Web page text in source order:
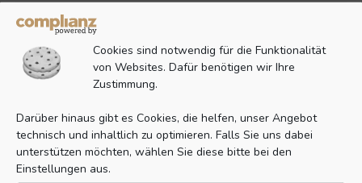
Cookies sind notwendig für die Funktionalität
von Websites. Dafür benötigen wir Ihre
Zustimmung.
Darüber hinaus gibt es Cookies, die helfen, unser Angebot
technisch und inhaltlich zu optimieren. Falls Sie uns dabei
unterstützen möchten, wählen Sie diese bitte bei den
Einstellungen aus.
Optimierung. Machen Sie durch eine
funktionierende Website mit aktuellen Inhalten
aus Ihren Besuchern Kunden.
Technologische Beratung
Sie haben Fragen? Manchmal hilft es, eine
Meinung von außerhalb einzuholen oder
vielleicht brauchen Sie einen Rat, den richtigen
Weg zu wählen. Nutzen Sie unsere Erfahrung